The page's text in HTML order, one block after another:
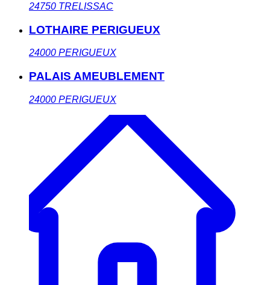
24750 TRELISSAC
LOTHAIRE PERIGUEUX
24000 PERIGUEUX
PALAIS AMEUBLEMENT
24000 PERIGUEUX